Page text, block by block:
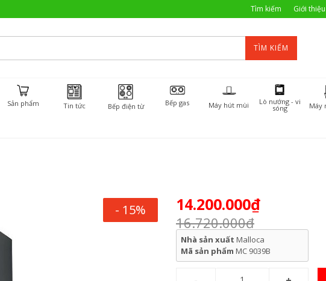
Tìm kiếm Giới thiệu
TÌM KIẾM
Sản phẩm Tin tức Bếp điện từ Bếp gas Máy hút mùi Lò nướng - vi
sóng Máy
- 15% 14.200.000₫
16.720.000₫
Nhà sản xuất Malloca
Mã sản phẩm MC 9039B